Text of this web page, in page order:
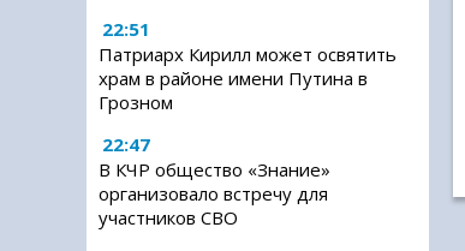
22:51
Патриарх Кирилл может освятить
храм в районе имени Путина в
Грозном
22:47
В КЧР общество «Знание»
организовало встречу для
участников СВО